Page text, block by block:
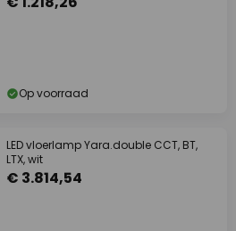
Op voorraad
LED vloerlamp Yara.double CCT, BT,
LTX, wit
€ 3.814,54